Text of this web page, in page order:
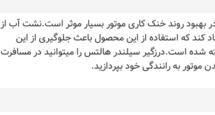
روند خنک کاری موتور بسیار موثر است.نشت آب از
کند که استفاده از این محصول باعث جلوگیری از این
است.درزگیر سیلندر هالتس را میتوانید در مسافرت
به رانندگی خود بپردازید.